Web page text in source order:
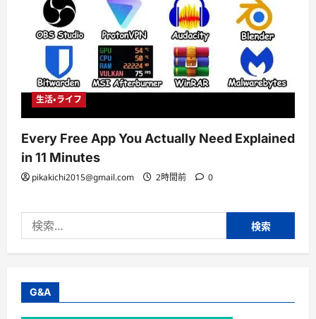
生活・ライフ
Every Free App You Actually Need Explained
in 11 Minutes
pikakichi2015@gmail.com 2時間前 0
索:
G&A